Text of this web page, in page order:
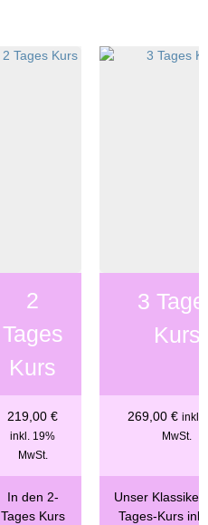
2
Tages
Kurs
3
Kurs
219,00 €
inkl. 19%
MwSt.
269,00 € inkl.
MwSt.
In den 2-
Tages Kurs
Unser
Tages-Kurs